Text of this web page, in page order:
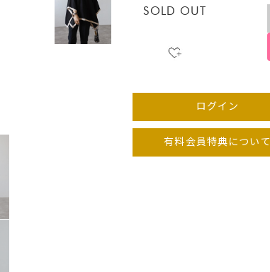
ブラック
SOLD OUT
ログイン
有料会員特典について